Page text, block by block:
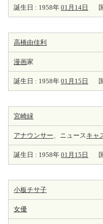
誕生日 : 1958年 01月14日
高橋由佳利
漫画家
誕生日 : 1958年 01月15日
宮崎緑
アナウンサー、ニュースキャ
誕生日 : 1958年 01月15日
小板チサ子
女優